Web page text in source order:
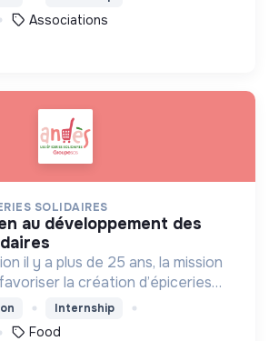
société + juste et +
Associations
SOLIDAIRES
il y a plus de 25 ans, la mission
la création d’épiceries
son réseau à exercer
Internship
Food